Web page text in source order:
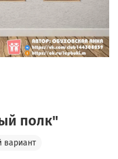
полк"
вариант